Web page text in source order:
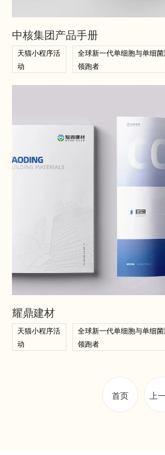
查看案例
中核集团产品手册
天猫小程序活
动
全球新一代单细胞与单细
领跑者
查看案例
查看案例
耀鼎建材
天猫小程序活
动
全球新一代单细胞与单细
领跑者
首页 上